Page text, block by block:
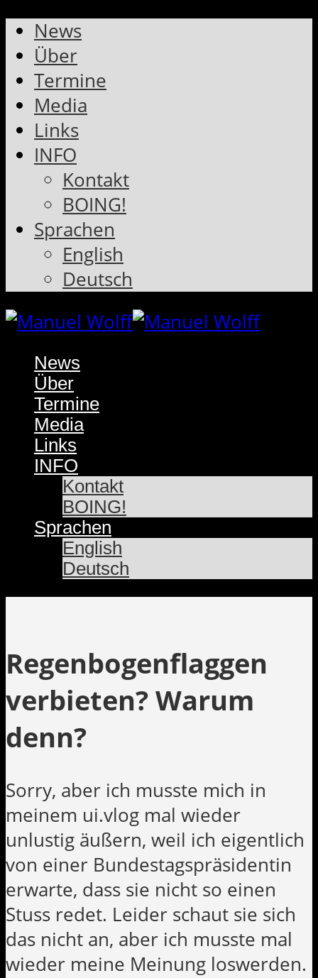
News
Über
Termine
Media
Links
INFO
Kontakt
BOING!
Sprachen
English
Deutsch
News
Über
Termine
Media
Links
INFO
Kontakt
BOING!
Sprachen
English
Deutsch
Regenbogenflaggen
verbieten? Warum
denn?
Sorry, aber ich musste mich in
meinem ui.vlog mal wieder
unlustig äußern, weil ich eigentlich
von einer Bundestagspräsidentin
erwarte, dass sie nicht so einen
Stuss redet. Leider schaut sie sich
das nicht an, aber ich musste mal
wieder meine Meinung loswerden.